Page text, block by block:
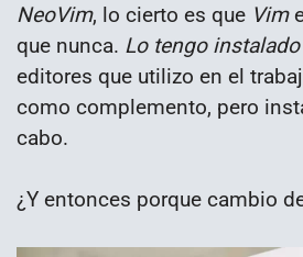
NeoVim, lo cierto es que Vim
que nunca. Lo tengo instalado
editores que utilizo en el
como complemento, pero
cabo.
¿Y entonces porque cambio